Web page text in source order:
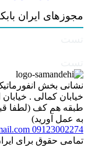
مجوزهای ایران
نشانی بخش
طبقه هم کف (لطفا
به عمل آورید)
09123002274
تمامی حقوق برای